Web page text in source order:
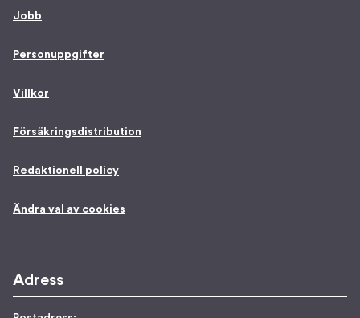
Jobb
Personuppgifter
Villkor
Försäkringsdistribution
Redaktionell policy
Ändra val av cookies
Adress